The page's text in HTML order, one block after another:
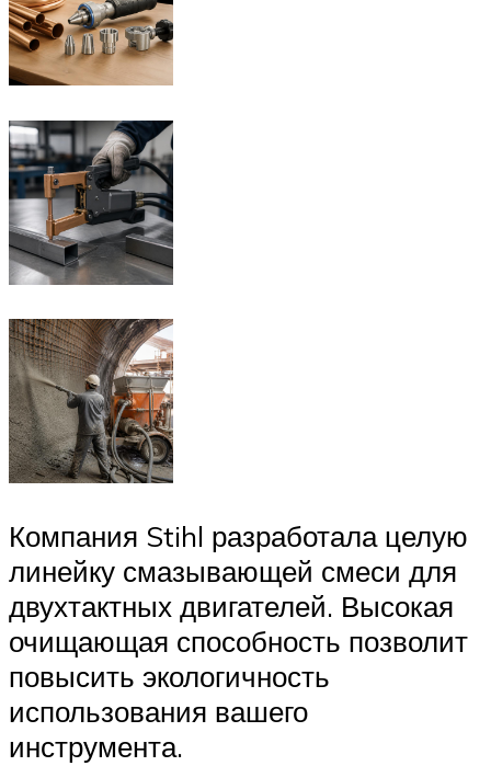
Компания Stihl разработала целую
линейку смазывающей смеси для
двухтактных двигателей. Высокая
очищающая способность позволит
повысить экологичность
использования вашего
инструмента.